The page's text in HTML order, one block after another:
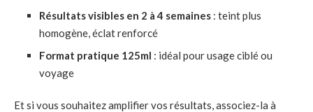
Résultats visibles en 2 à 4 semaines : teint plus
homogène, éclat renforcé
Format pratique 125ml : idéal pour usage ciblé ou
voyage
Et si vous souhaitez amplifier vos résultats, associez-la à